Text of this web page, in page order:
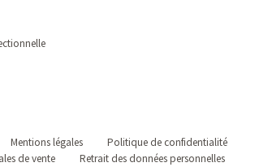
Mentions légales
Politique de confidentialité
de vente
Retrait des données personnelles